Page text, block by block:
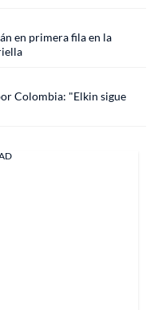
en primera fila en la
Colombia: "Elkin sigue